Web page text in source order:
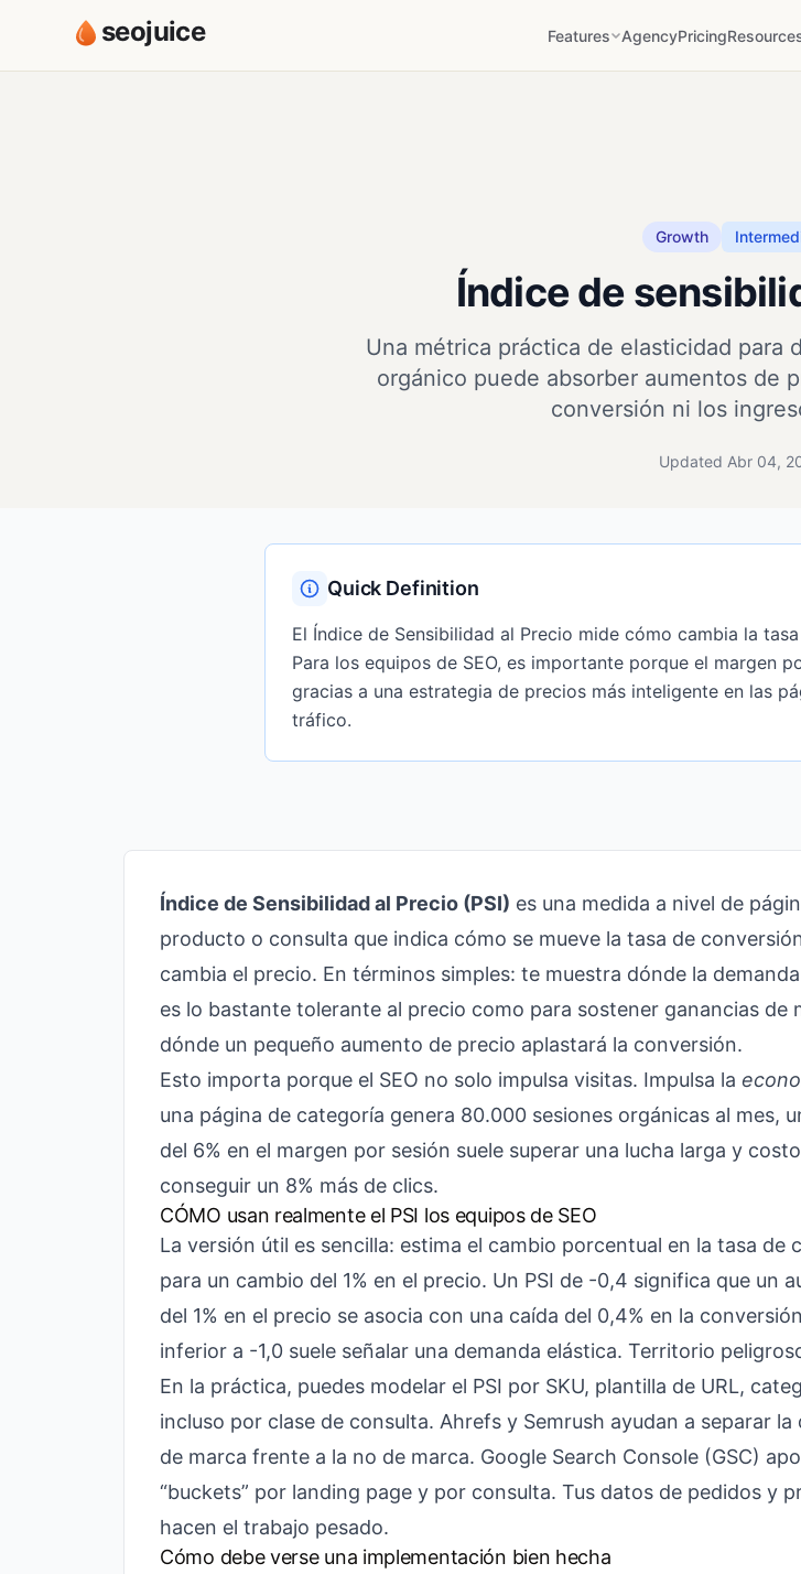
seojuice Features AgencyPricing
Growth
Índice de
Una métrica práctica de elasticidad para
orgánico puede absorber aumentos de
conversión ni los
Updated Abr 04,
Quick Definition
El Índice de Sensibilidad al Precio mide cómo cambia la
Para los equipos de SEO, es importante porque el margen
gracias a una estrategia de precios más inteligente en las
tráfico.
Índice de Sensibilidad al Precio (PSI) es una medida a nivel de
producto o consulta que indica cómo se mueve la tasa de
cambia el precio. En términos simples: te muestra dónde la
es lo bastante tolerante al precio como para sostener ganancias de
dónde un pequeño aumento de precio aplastará la conversión.
Esto importa porque el SEO no solo impulsa visitas. Impulsa la
una página de categoría genera 80.000 sesiones orgánicas al mes,
del 6% en el margen por sesión suele superar una lucha larga y
conseguir un 8% más de clics.
CÓMO usan realmente el PSI los equipos de SEO
La versión útil es sencilla: estima el cambio porcentual en la tasa de
para un cambio del 1% en el precio. Un PSI de -0,4 significa que un
del 1% en el precio se asocia con una caída del 0,4% en la
inferior a -1,0 suele señalar una demanda elástica. Territorio
En la práctica, puedes modelar el PSI por SKU, plantilla de URL,
incluso por clase de consulta. Ahrefs y Semrush ayudan a separar la
de marca frente a la no de marca. Google Search Console (GSC)
“buckets” por landing page y por consulta. Tus datos de pedidos y
hacen el trabajo pesado.
Cómo debe verse una implementación bien hecha